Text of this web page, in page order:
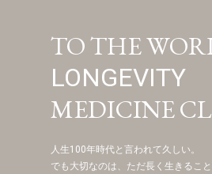
TO THE
LONGEVITY
MEDICINE
人生100年時代と言われて久しい。
でも大切なのは、ただ長く生きること